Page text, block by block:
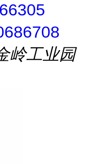
岭工业园